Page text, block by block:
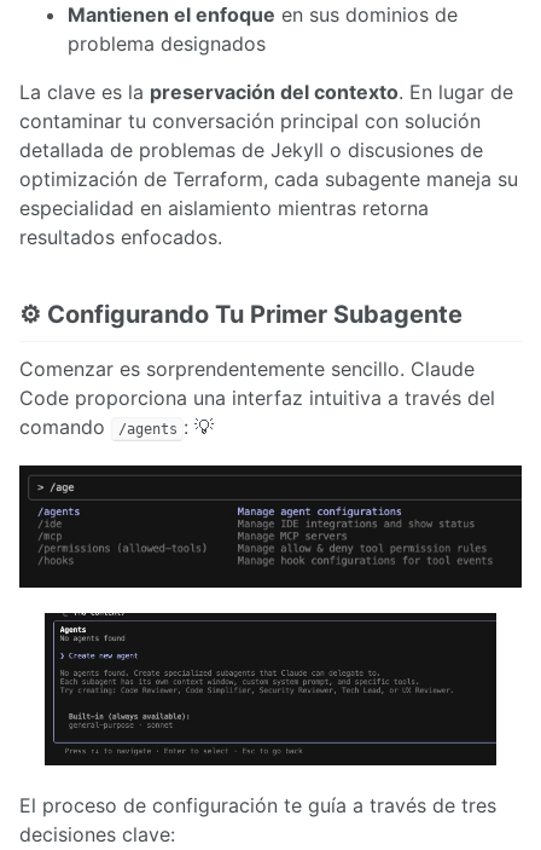
Mantienen el enfoque en sus dominios de
problema designados
La clave es la preservación del contexto. En lugar de
contaminar tu conversación principal con solución
detallada de problemas de Jekyll o discusiones de
optimización de Terraform, cada subagente maneja su
especialidad en aislamiento mientras retorna
resultados enfocados.
⚙️ Configurando Tu Primer Subagente
Comenzar es sorprendentemente sencillo. Claude
Code proporciona una interfaz intuitiva a través del
comando
/agents : 💡
El proceso de configuración te guía a través de tres
decisiones clave: